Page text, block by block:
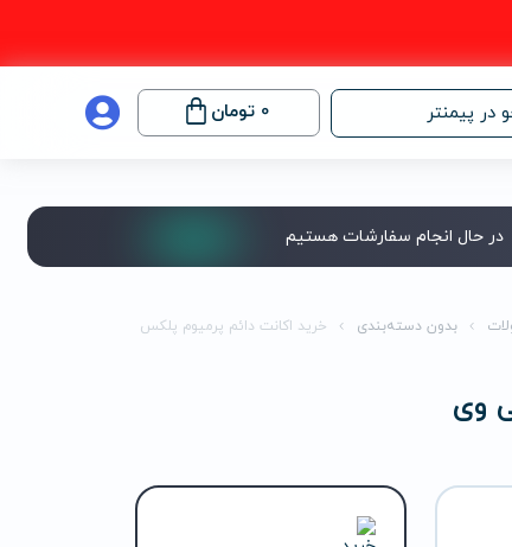
در پیمنتر 0 تومان
در حال انجام سفارشات هستیم
بدون دسته‌بندی خرید اکانت دائم پرمیوم پلکس تی وی
وی